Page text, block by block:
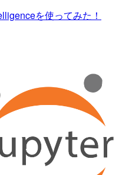
を使ってみた！